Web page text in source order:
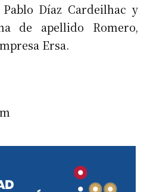
Díaz Cardeilhac y
de apellido Romero,
Ersa.